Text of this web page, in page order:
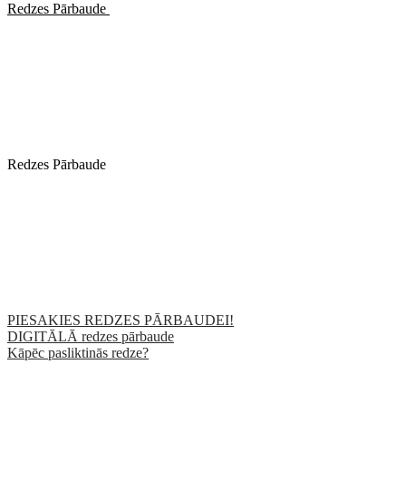
Redzes Pārbaude
Redzes Pārbaude
PIESAKIES REDZES PĀRBAUDEI!
DIGITĀLĀ redzes pārbaude
Kāpēc pasliktinās redze?